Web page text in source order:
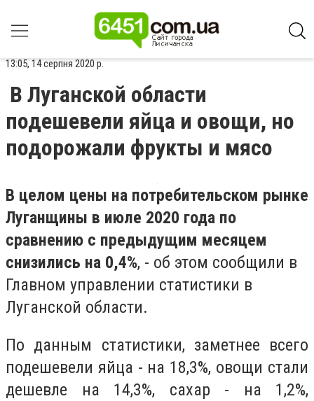
13:05, 14 серпня 2020 р.
В Луганской области
подешевели яйца и овощи, но
подорожали фрукты и мясо
В целом цены на потребительском рынке
Луганщины в июле 2020 года по
сравнению с предыдущим месяцем
снизились на 0,4%, - об этом сообщили в
Главном управлении статистики в
Луганской области.
По данным статистики, заметнее всего
подешевели яйца - на 18,3%, овощи стали
дешевле на 14,3%, сахар - на 1,2%,